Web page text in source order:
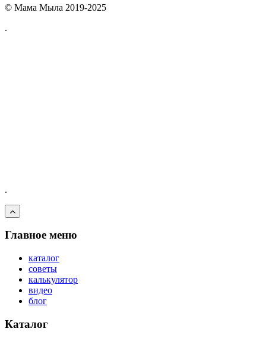
© Мама Мыла 2019-2025
.
.
Главное меню
каталог
советы
калькулятор
видео
блог
Каталог